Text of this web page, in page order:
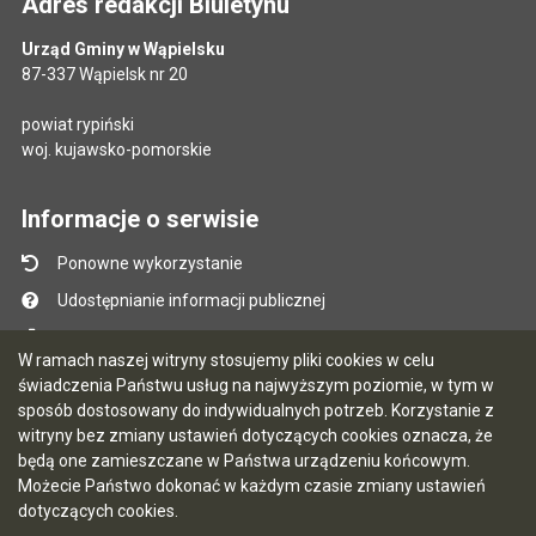
W ramach naszej witryny stosujemy pliki cookies w celu
świadczenia Państwu usług na najwyższym poziomie, w tym w
sposób dostosowany do indywidualnych potrzeb. Korzystanie z
witryny bez zmiany ustawień dotyczących cookies oznacza, że
będą one zamieszczane w Państwa urządzeniu końcowym.
Możecie Państwo dokonać w każdym czasie zmiany ustawień
dotyczących cookies.
Urząd Gminy w Wąpielsku
87-337 Wąpielsk nr 20
powiat rypiński
woj. kujawsko-pomorskie
Informacje o serwisie
Ponowne wykorzystanie
Udostępnianie informacji publicznej
Mapa serwisu
Instrukcja obsługi
Statystyki oglądalności
Ostatnio dodane
Ostatnia aktualizacja BIP: 06.08.2026 10:47